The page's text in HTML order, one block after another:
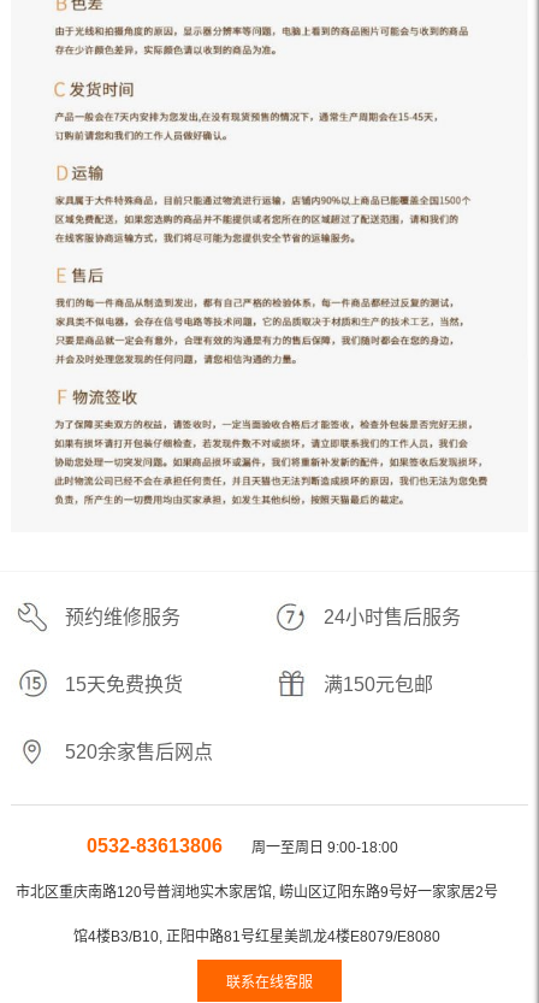
预约维修服务 24小时售后服务
15天免费换货 满150元包邮
520余家售后网点
0532-83613806 周一至周日 9:00-18:00
市北区重庆南路120号普润地实木家居馆, 崂山区辽阳东路9号好一家家居2号
馆4楼B3/B10, 正阳中路81号红星美凯龙4楼E8079/E8080
联系在线客服